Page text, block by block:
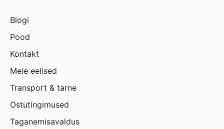
Blogi
Pood
Kontakt
Meie eelised
Transport & tarne
Ostutingimused
Taganemisavaldus